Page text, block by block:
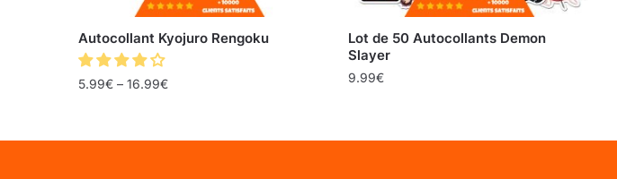
Autocollant Kyojuro Rengoku
5.99€ –16.99€
Lot de 50 Autocollants Demon
Slayer
9.99€